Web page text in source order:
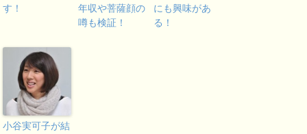
す！
年収や菩薩顔の
噂も検証！
にも興味があ
る！
小谷実可子が結